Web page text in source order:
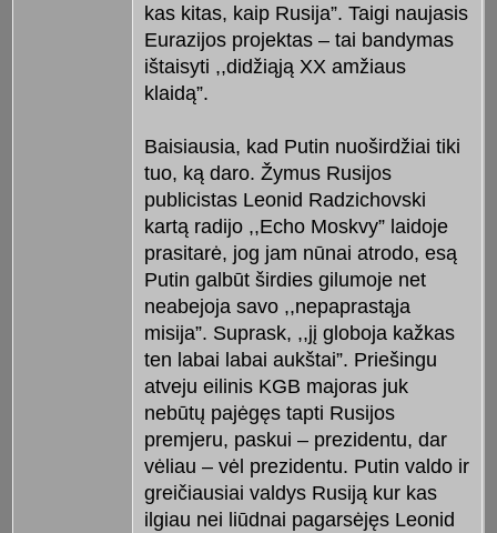
kas kitas, kaip Rusija”. Taigi naujasis
Eurazijos projektas – tai bandymas
ištaisyti ,,didžiąją XX amžiaus
klaidą”.
Baisiausia, kad Putin nuoširdžiai tiki
tuo, ką daro. Žymus Rusijos
publicistas Leonid Radzichovski
kartą radijo ,,Echo Moskvy” laidoje
prasitarė, jog jam nūnai atrodo, esą
Putin galbūt širdies gilumoje net
neabejoja savo ,,nepaprastąja
misija”. Suprask, ,,jį globoja kažkas
ten labai labai aukštai”. Priešingu
atveju eilinis KGB majoras juk
nebūtų pajėgęs tapti Rusijos
premjeru, paskui – prezidentu, dar
vėliau – vėl prezidentu. Putin valdo ir
greičiausiai valdys Rusiją kur kas
ilgiau nei liūdnai pagarsėjęs Leonid